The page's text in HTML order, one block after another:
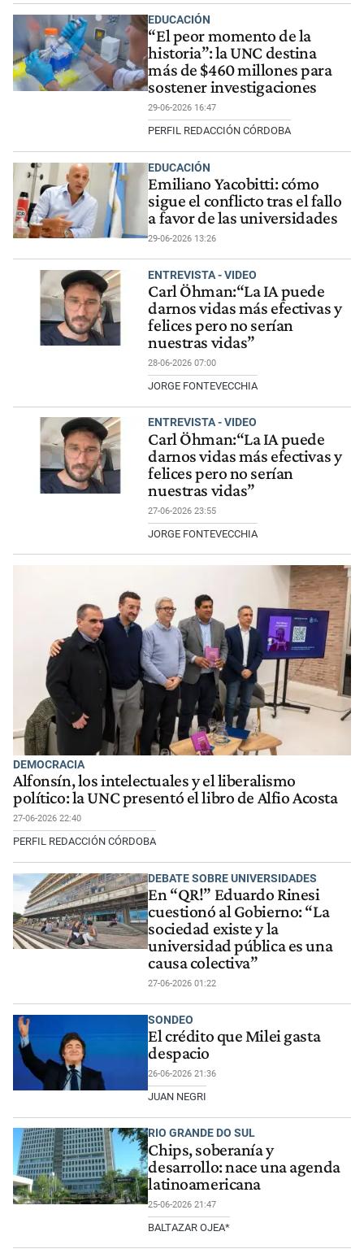
EDUCACIÓN
“El peor momento de la
historia”: la UNC destina
más de $460 millones para
sostener investigaciones
29-06-2026 16:47
PERFIL REDACCIÓN CÓRDOBA
EDUCACIÓN
Emiliano Yacobitti: cómo
sigue el conflicto tras el fallo
a favor de las universidades
29-06-2026 13:26
ENTREVISTA - VIDEO
Carl Öhman:“La IA puede
darnos vidas más efectivas y
felices pero no serían
nuestras vidas”
28-06-2026 07:00
JORGE FONTEVECCHIA
ENTREVISTA - VIDEO
Carl Öhman:“La IA puede
darnos vidas más efectivas y
felices pero no serían
nuestras vidas”
27-06-2026 23:55
JORGE FONTEVECCHIA
DEMOCRACIA
Alfonsín, los intelectuales y el liberalismo
político: la UNC presentó el libro de Alfio Acosta
27-06-2026 22:40
PERFIL REDACCIÓN CÓRDOBA
DEBATE SOBRE UNIVERSIDADES
En “QR!” Eduardo Rinesi
cuestionó al Gobierno: “La
sociedad existe y la
universidad pública es una
causa colectiva”
27-06-2026 01:22
SONDEO
El crédito que Milei gasta
despacio
26-06-2026 21:36
JUAN NEGRI
RIO GRANDE DO SUL
Chips, soberanía y
desarrollo: nace una agenda
latinoamericana
25-06-2026 21:47
BALTAZAR OJEA*